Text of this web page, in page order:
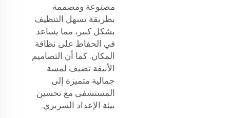
مصنوعة ومصممة
بطريقة تسهل التنظيف
بشكل كبير، مما يساعد
في الحفاظ على نظافة
المكان. كما أن التصاميم
الأنيقة تضيف لمسة
جمالية متميزة إلى
المستشفى مع تحسين
بيئة الإعداد السريري.